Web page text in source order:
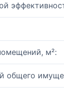
м²:
общего